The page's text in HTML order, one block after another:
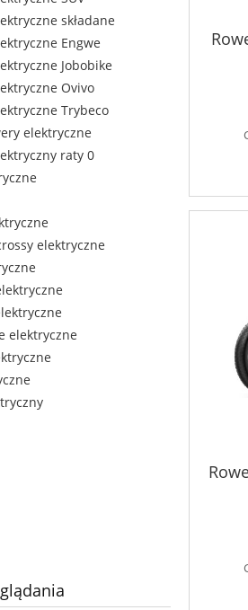
składane
Engwe
Jobobike
Ovivo
Trybeco
elektryczne
raty 0
elektryczne
elektryczne